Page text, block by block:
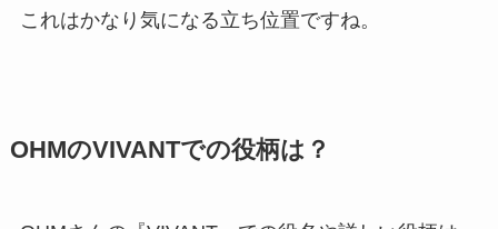
これはかなり気になる立ち位置ですね。
OHMのVIVANTでの役柄は？